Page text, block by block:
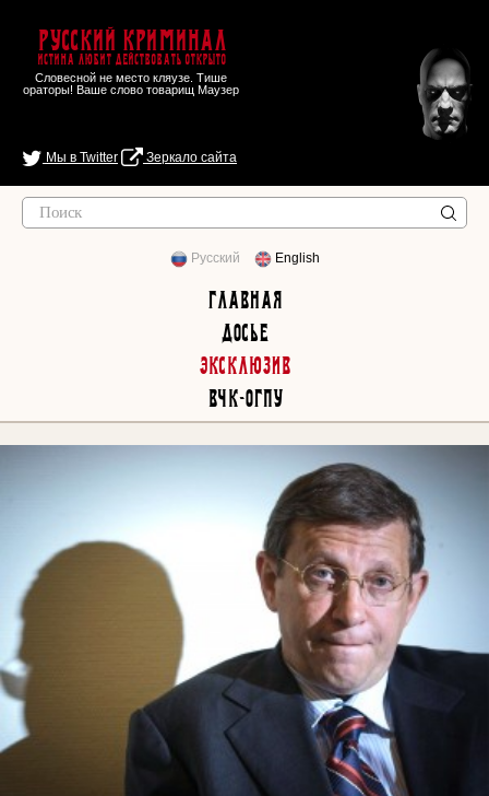
Русский Криминал
Истина любит действовать открыто
Словесной не место кляузе. Тише
ораторы! Ваше слово товарищ Маузер
Мы в Twitter Зеркало сайта
Русский English
Главная
Досье
Эксклюзив
ВЧК-ОГПУ